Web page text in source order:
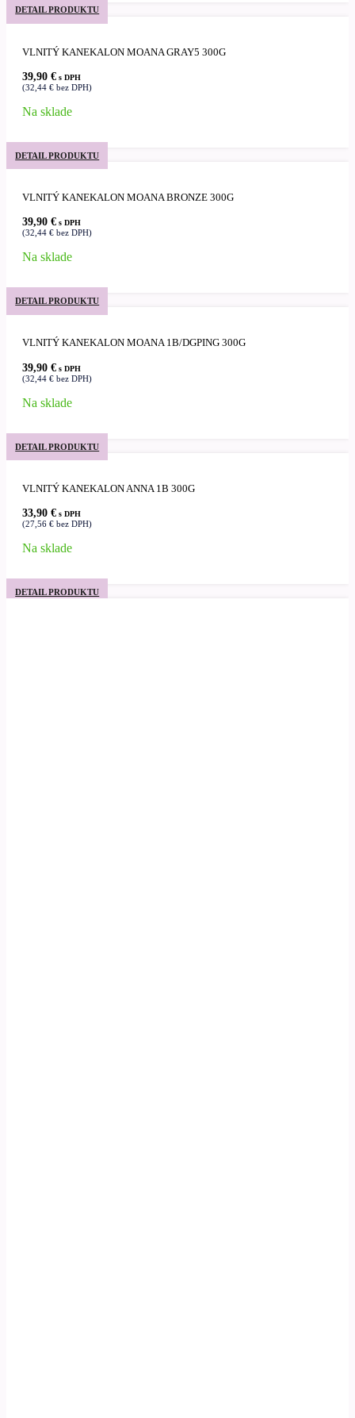
DETAIL PRODUKTU
VLNITÝ KANEKALON MOANA GRAY5 300G
39,90 € s DPH
(32,44 € bez DPH)
Na sklade
DETAIL PRODUKTU
VLNITÝ KANEKALON MOANA BRONZE 300G
39,90 € s DPH
(32,44 € bez DPH)
Na sklade
DETAIL PRODUKTU
VLNITÝ KANEKALON MOANA 1B/DGPING 300G
39,90 € s DPH
(32,44 € bez DPH)
Na sklade
DETAIL PRODUKTU
VLNITÝ KANEKALON ANNA 1B 300G
33,90 € s DPH
(27,56 € bez DPH)
Na sklade
DETAIL PRODUKTU